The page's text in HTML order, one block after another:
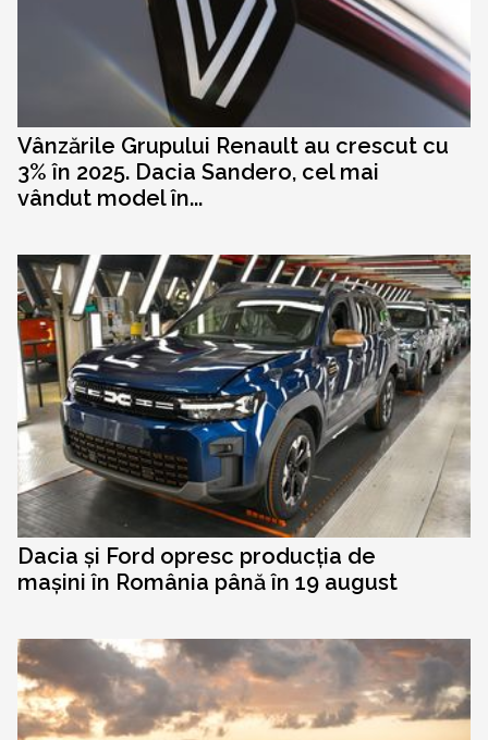
Vânzările Grupului Renault au crescut cu
3% în 2025. Dacia Sandero, cel mai
vândut model în...
Dacia și Ford opresc producția de
mașini în România până în 19 august